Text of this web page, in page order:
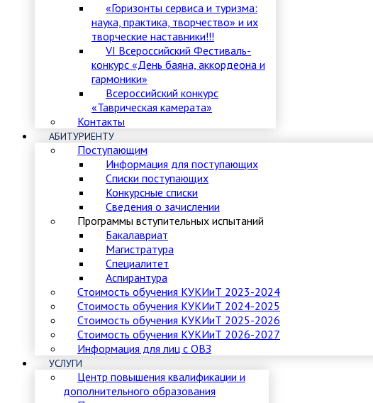
«Горизонты сервиса и туризма:
наука, практика, творчество» и их
творческие наставники!!!
VI Всероссийский Фестиваль-
конкурс «День баяна, аккордеона и
гармоники»
Всероссийский конкурс
«Таврическая камерата»
Контакты
АБИТУРИЕНТУ
Поступающим
Информация для поступающих
Списки поступающих
Конкурсные списки
Сведения о зачислении
Программы вступительных испытаний
Бакалавриат
Магистратура
Специалитет
Аспирантура
Стоимость обучения КУКИиТ 2023-2024
Стоимость обучения КУКИиТ 2024-2025
Стоимость обучения КУКИиТ 2025-2026
Стоимость обучения КУКИиТ 2026-2027
Информация для лиц с ОВЗ
УСЛУГИ
Центр повышения квалификации и
дополнительного образования